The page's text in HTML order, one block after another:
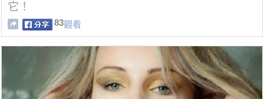
它！
83觀看